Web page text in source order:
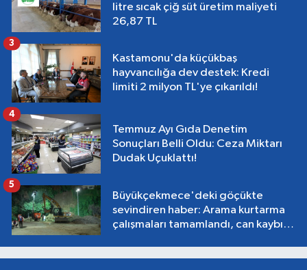
litre sıcak çiğ süt üretim maliyeti
26,87 TL
Kastamonu'da küçükbaş
hayvancılığa dev destek: Kredi
limiti 2 milyon TL'ye çıkarıldı!
3
Temmuz Ayı Gıda Denetim
Sonuçları Belli Oldu: Ceza Miktarı
Dudak Uçuklattı!
4
Büyükçekmece'deki göçükte
sevindiren haber: Arama kurtarma
çalışmaları tamamlandı, can kaybı
5